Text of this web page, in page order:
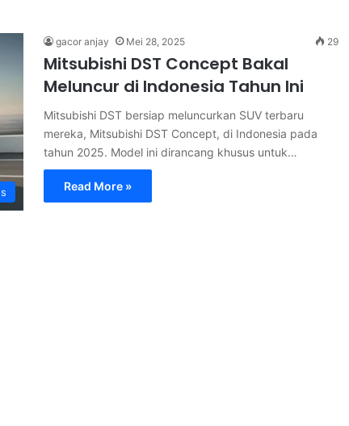
gacor anjay Mei 28, 2025 29
Mitsubishi DST Concept Bakal
Meluncur di Indonesia Tahun Ini
Mitsubishi DST bersiap meluncurkan SUV terbaru
mereka, Mitsubishi DST Concept, di Indonesia pada
tahun 2025. Model ini dirancang khusus untuk…
Read More »